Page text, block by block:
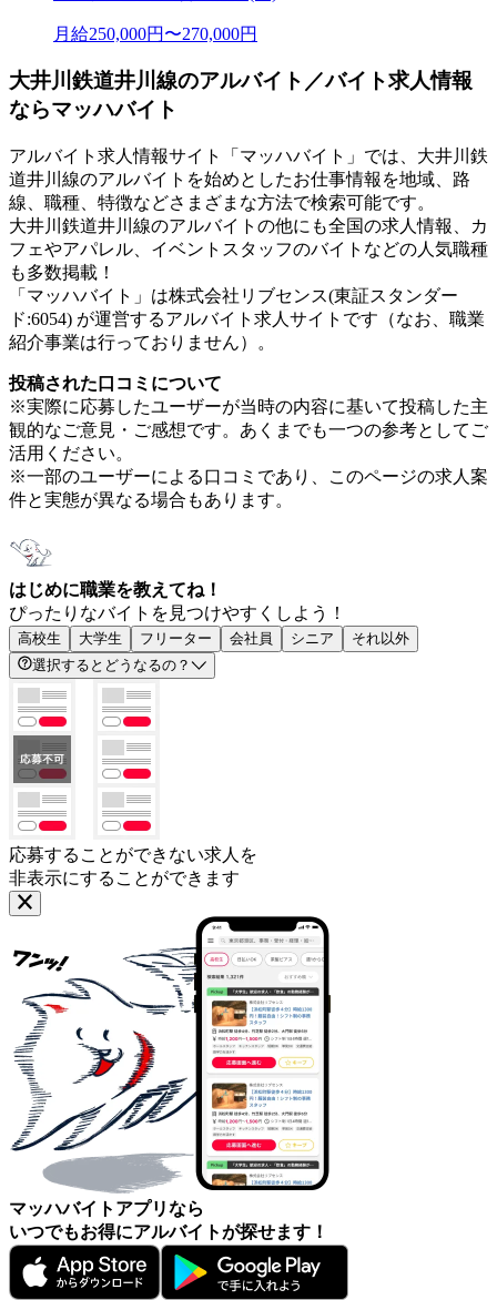
月給250,000円〜270,000円
大井川鉄道井川線のアルバイト／バイト求人情報
ならマッハバイト
アルバイト求人情報サイト「マッハバイト」では、大井川鉄
道井川線のアルバイトを始めとしたお仕事情報を地域、路
線、職種、特徴などさまざまな方法で検索可能です。
大井川鉄道井川線のアルバイトの他にも全国の求人情報、カ
フェやアパレル、イベントスタッフのバイトなどの人気職種
も多数掲載！
「マッハバイト」は株式会社リブセンス(東証スタンダー
ド:6054) が運営するアルバイト求人サイトです（なお、職業
紹介事業は行っておりません）。
投稿された口コミについて
※実際に応募したユーザーが当時の内容に基いて投稿した主
観的なご意見・ご感想です。あくまでも一つの参考としてご
活用ください。
※一部のユーザーによる口コミであり、このページの求人案
件と実態が異なる場合もあります。
はじめに職業を教えてね！
ぴったりなバイトを見つけやすくしよう！
高校生 大学生 フリーター 会社員 シニア
それ以外
選択するとどうなるの？
応募することができない求人を
非表示にすることができます
マッハバイトアプリなら
いつでもお得にアルバイトが探せます！